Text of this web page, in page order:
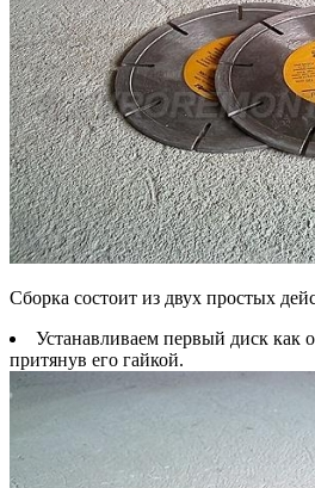
Сборка состоит из двух простых
Устанавливаем первый диск как
притянув его гайкой.